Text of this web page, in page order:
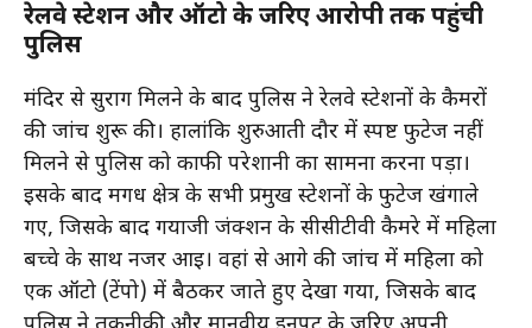
रेलवे स्टेशन और ऑटो के जरिए आरोपी तक पहुंची
पुलिस
मंदिर से सुराग मिलने के बाद पुलिस ने रेलवे स्टेशनों के कैमरों
की जांच शुरू की। हालांकि शुरुआती दौर में स्पष्ट फुटेज नहीं
मिलने से पुलिस को काफी परेशानी का सामना करना पड़ा।
इसके बाद मगध क्षेत्र के सभी प्रमुख स्टेशनों के फुटेज खंगाले
गए, जिसके बाद गयाजी जंक्शन के सीसीटीवी कैमरे में महिला
बच्चे के साथ नजर आई। वहां से आगे की जांच में महिला को
एक ऑटो (टेंपो) में बैठकर जाते हुए देखा गया, जिसके बाद